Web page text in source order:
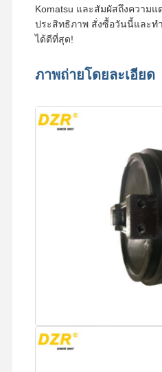
Komatsu และสัมผัสถึงความ
ประสิทธิภาพ สั่งซื้อวันนี้และ
ได้ดีที่สุด!
ภาพถ่ายโดยละเอียด